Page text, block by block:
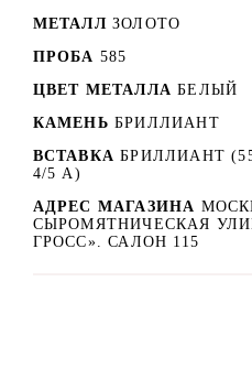
МЕТАЛЛ ЗОЛОТО
ПРОБА 585
ЦВЕТ МЕТАЛЛА БЕЛЫЙ
КАМЕНЬ БРИЛЛИАНТ
ВСТАВКА БРИЛЛИАНТ
4/5 А)
АДРЕС МАГАЗИНА
СЫРОМЯТНИЧЕСКАЯ
ГРОСС». САЛОН 115